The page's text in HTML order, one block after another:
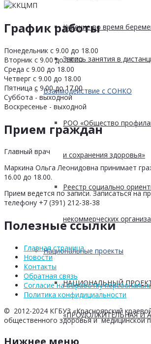
Курение во время
Запись занятия в
Взаимодействие с СОНКО
РОО «Общество
и сохранения здоровья»
Реестр социально
некоммерческих
Национальные проекты
НАЦИОНАЛЬНЫЙ
«ПРОДОЛЖИТЕЛЬНАЯ И
График работы
Понедельник с 9.00 до 18.00
Вторник с 9.00 до 18.00
Среда с 9.00 до 18.00
Четверг с 9.00 до 18.00
Пятница с 9.00 до 17.00
Суббота - выходной
Воскресенье - выходной
Прием граждан
Главный врач
Маркина Ольга Леонидовна принимает
16.00 до 18.00.
Прием ведется по записи. Записаться на
телефону +7 (391) 212-38-38
Полезные ссылки
Главная страница
Новости
Контакты
Обратная связь
Согласие на обработку
Политика конфидициальности
© 2012-2024 КГБУЗ «Красноярский
общественного здоровья и медицинской